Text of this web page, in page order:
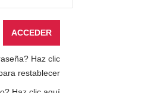
Haz clic
restablecer